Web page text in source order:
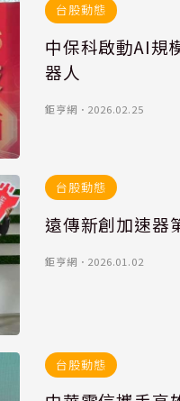
台股動態
中保科啟動AI規
器人
鉅亨網 ． 2026.02.25
台股動態
遠傳新創加速器
鉅亨網 ． 2026.01.02
台股動態